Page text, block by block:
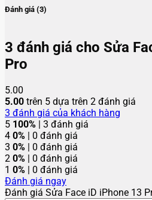
Đánh giá (3)
3 đánh giá cho Sửa
Pro
5.00
5.00 trên 5 dựa trên 2 đánh giá
3 đánh giá của khách hàng
5 100% | 3 đánh giá
4 0% | 0 đánh giá
3 0% | 0 đánh giá
2 0% | 0 đánh giá
1 0% | 0 đánh giá
Đánh giá ngay
Đánh giá Sửa Face iD iPhone 13